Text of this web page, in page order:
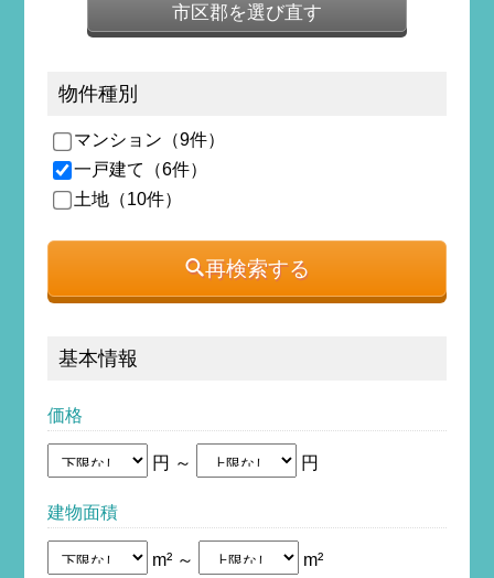
市区郡を選び直す
物件種別
マンション（9件）
一戸建て（6件）
土地（10件）
再検索する
基本情報
価格
円 ～ 円
建物面積
m² ～ m²